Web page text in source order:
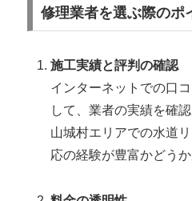
修理業者を選ぶ際のポ
施工実績と評判の確認
インターネットでの口
して、業者の実績を確
山城村エリアでの水道
応の経験が豊富かどうか